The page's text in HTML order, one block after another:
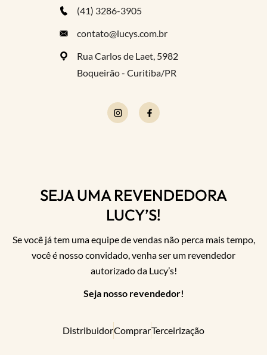
(41) 3286-3905
contato@lucys.com.br
Rua Carlos de Laet, 5982
Boqueirão - Curitiba/PR
SEJA UMA REVENDEDORA
LUCY’S!
Se você já tem uma equipe de vendas não perca mais tempo,
você é nosso convidado, venha ser um revendedor
autorizado da Lucy’s!
Seja nosso revendedor!
DistribuidorComprarTerceirização